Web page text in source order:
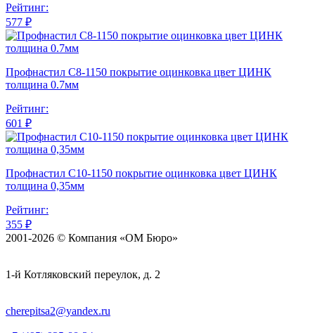
Рейтинг:
577 ₽
Профнастил С8-1150 покрытие оцинковка цвет ЦИНК
толщина 0.7мм
Рейтинг:
601 ₽
Профнастил С10-1150 покрытие оцинковка цвет ЦИНК
толщина 0,35мм
Рейтинг:
355 ₽
2001-2026 © Компания «ОМ Бюро»
1-й Котляковский переулок, д. 2
cherepitsa2@yandex.ru